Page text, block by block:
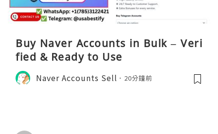
Buy Naver Accounts in Bulk – Veri
fied & Ready to Use
Naver Accounts Sell 20分鐘前